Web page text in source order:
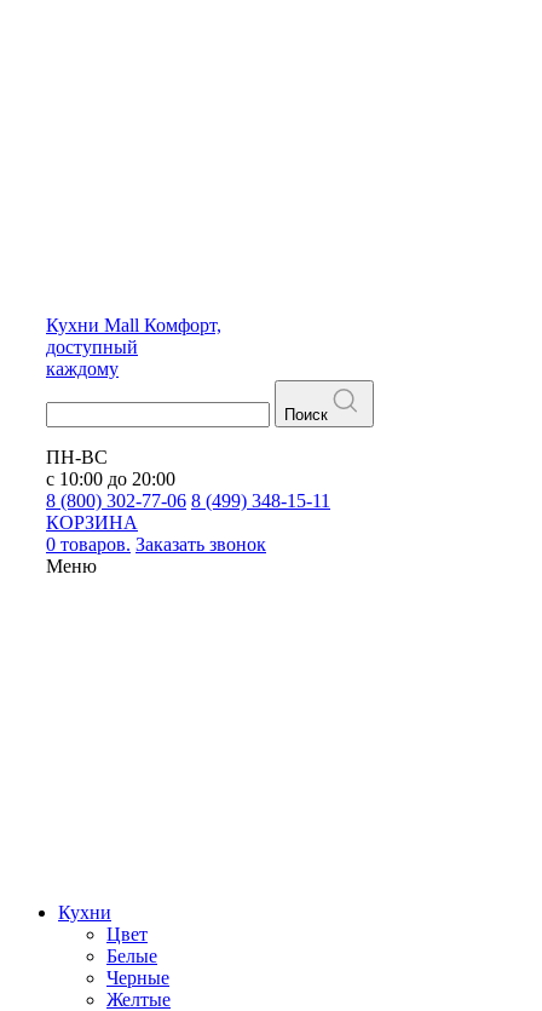
Кухни Mall Комфорт,
доступный
каждому
Поиск
ПН-ВС
с 10:00 до 20:00
8 (800) 302-77-06 8 (499) 348-15-11
КОРЗИНА
0 товаров. Заказать звонок
Меню
Кухни
Цвет
Белые
Черные
Желтые